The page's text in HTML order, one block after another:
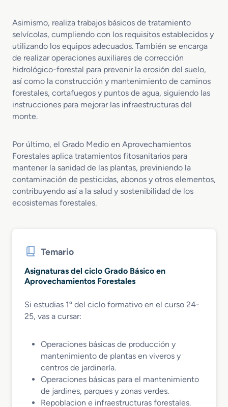
Asimismo, realiza trabajos básicos de tratamiento
selvícolas, cumpliendo con los requisitos establecidos y
utilizando los equipos adecuados. También se encarga
de realizar operaciones auxiliares de corrección
hidrológico-forestal para prevenir la erosión del suelo,
así como la construcción y mantenimiento de caminos
forestales, cortafuegos y puntos de agua, siguiendo las
instrucciones para mejorar las infraestructuras del
monte.
Por último, el Grado Medio en Aprovechamientos
Forestales aplica tratamientos fitosanitarios para
mantener la sanidad de las plantas, previniendo la
contaminación de pesticidas, abonos y otros elementos,
contribuyendo así a la salud y sostenibilidad de los
ecosistemas forestales.
Temario
Asignaturas del ciclo Grado Básico en
Aprovechamientos Forestales
Si estudias 1º del ciclo formativo en el curso 24-
25, vas a cursar:
Operaciones básicas de producción y
mantenimiento de plantas en viveros y
centros de jardinería.
Operaciones básicas para el mantenimiento
de jardines, parques y zonas verdes.
Repoblacion e infraestructuras forestales.